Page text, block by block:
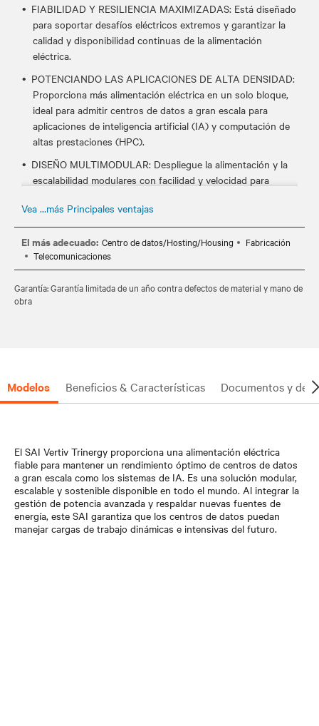
FIABILIDAD Y RESILIENCIA MAXIMIZADAS: Está diseñado
para soportar desafíos eléctricos extremos y garantizar la
calidad y disponibilidad continuas de la alimentación
eléctrica.
POTENCIANDO LAS APLICACIONES DE ALTA DENSIDAD:
Proporciona más alimentación eléctrica en un solo bloque,
ideal para admitir centros de datos a gran escala para
aplicaciones de inteligencia artificial (IA) y computación de
altas prestaciones (HPC).
DISEÑO MULTIMODULAR: Despliegue la alimentación y la
escalabilidad modulares con facilidad y velocidad para
INTEGRACIÓN DE FUENTES DE ENERGÍA: Este SAI admite
backup, como ion-litio y níquel-zinc.
MAYOR RENDIMIENTO: Con hasta un 99% de eficiencia en
modo online dinámico, combina disponibilidad continua y
Vea …más Principales ventajas
El más adecuado: Centro de datos/Hosting/Housing
Fabricación
Telecomunicaciones
Garantía: Garantía limitada de un año contra defectos de material y mano de
obra
Modelos Beneficios & Características Documentos y
El SAI Vertiv Trinergy proporciona una alimentación eléctrica
fiable para mantener un rendimiento óptimo de centros de datos
a gran escala como los sistemas de IA. Es una solución modular,
escalable y sostenible disponible en todo el mundo. Al integrar la
gestión de potencia avanzada y respaldar nuevas fuentes de
energía, este SAI garantiza que los centros de datos puedan
manejar cargas de trabajo dinámicas e intensivas del futuro.